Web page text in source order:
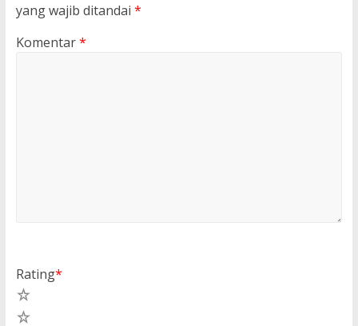
yang wajib ditandai *
Komentar*
Rating*